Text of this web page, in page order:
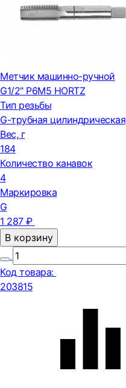
Метчик машинно-ручной
G1/2" Р6М5 HORTZ
Тип резьбы
G-трубная цилиндрическая
Вес, г
184
Количество канавок
4
Маркировка
G
1 287 ₽
В корзину
Код товара:
203815